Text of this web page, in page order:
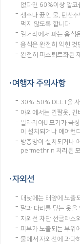
없다면 60%이상 알코
생수나 끓인 물, 탄산
먹지 않도록 합니다.
길거리에서 파는 음식
음식은 완전히 익힌 것
완전히 파스퇴르화된
여행자 주의사항
30%-50% DEET을 사
야외에서는 긴팔옷, 긴
말라리아 모기가 극
이 설치되거나 에어컨
방충망이 설치되거나
permethrin 처리된 모
자외선
대낮에는 태양에 노출
팔과 다리를 덮는 옷을
자외선 차단 선글라스
피부가 노출되는 부위
물에서 자외선에 과다